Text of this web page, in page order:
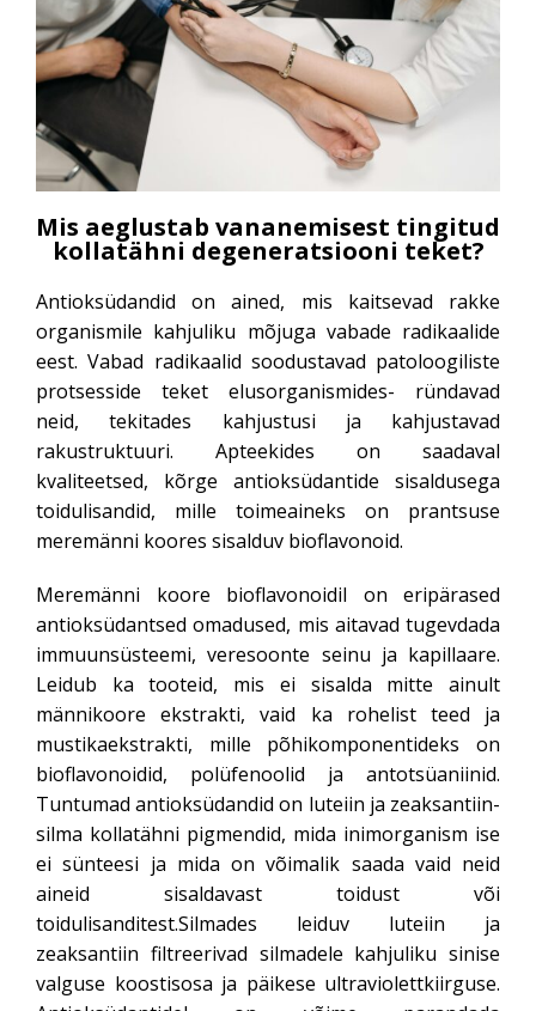
Mis aeglustab vananemisest tingitud
kollatähni degeneratsiooni teket?
Antioksüdandid on ained, mis kaitsevad rakke
organismile kahjuliku mõjuga vabade radikaalide
eest. Vabad radikaalid soodustavad patoloogiliste
protsesside teket elusorganismides- ründavad
neid, tekitades kahjustusi ja kahjustavad
rakustruktuuri. Apteekides on saadaval
kvaliteetsed, kõrge antioksüdantide sisaldusega
toidulisandid, mille toimeaineks on prantsuse
meremänni koores sisalduv bioflavonoid.
Meremänni koore bioflavonoidil on eripärased
antioksüdantsed omadused, mis aitavad tugevdada
immuunsüsteemi, veresoonte seinu ja kapillaare.
Leidub ka tooteid, mis ei sisalda mitte ainult
männikoore ekstrakti, vaid ka rohelist teed ja
mustikaekstrakti, mille põhikomponentideks on
bioflavonoidid, polüfenoolid ja antotsüaniinid.
Tuntumad antioksüdandid on luteiin ja zeaksantiin-
silma kollatähni pigmendid, mida inimorganism ise
ei sünteesi ja mida on võimalik saada vaid neid
aineid sisaldavast toidust või
toidulisanditest.Silmades leiduv luteiin ja
zeaksantiin filtreerivad silmadele kahjuliku sinise
valguse koostisosa ja päikese ultraviolettkiirguse.